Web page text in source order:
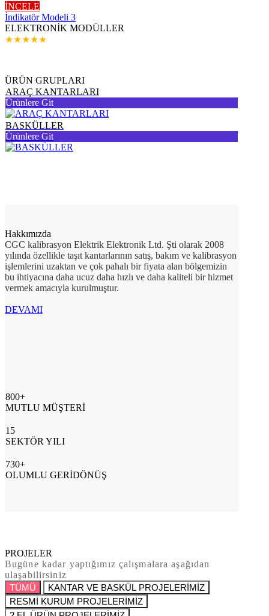
İNCELE
İndikatör Modeli 3
ELEKTRONİK MODÜLLER
★★★★★
ÜRÜN GRUPLARI
ARAÇ KANTARLARI
Ürünlere Git
BASKÜLLER
Ürünlere Git
Hakkımızda
CGC kalibrasyon Elektrik Elektronik Ltd. Şti olarak 2008
yılında özellikle taşıt kantarlarının satış, bakım ve kalibrasyon
işlemlerini uzaktan ve çok pahalı bir fiyata alan bölgemizin
bu ihtiyacına daha ucuz daha hızlı ve daha kaliteli bir hizmet
vermek amacıyla kurulmuştur.
DEVAMI
800+
MUTLU MÜŞTERİ
15
SEKTÖR YILI
730+
OLUMLU GERİDÖNÜŞ
PROJELER
Bugüne kadar yaptığımız çalışmalara aşağıdan
ulaşabilirsiniz
TÜMÜ
KANTAR VE BASKÜL PROJELERİMİZ
RESMİ KURUM PROJELERİMİZ